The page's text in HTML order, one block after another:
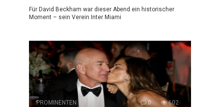
Für David Beckham war dieser Abend ein historischer
Moment – sein Verein Inter Miami
PROMINENTEN 0 602